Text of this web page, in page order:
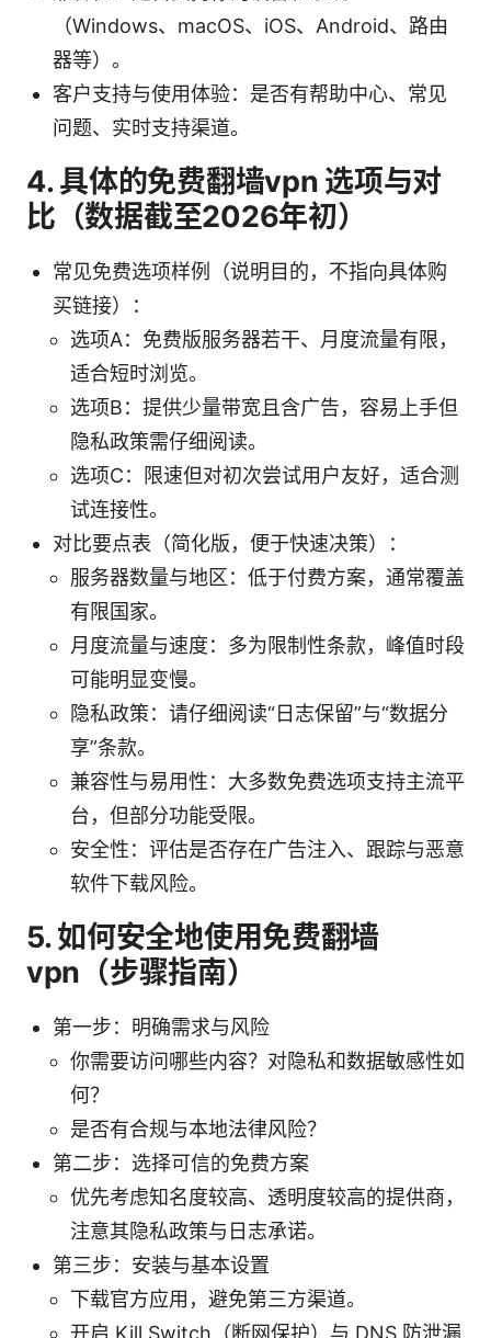
（Windows、macOS、iOS、Android、路由
器等）。
客户支持与使用体验：是否有帮助中心、常见
问题、实时支持渠道。
4. 具体的免费翻墙vpn 选项与对
比（数据截至2026年初）
常见免费选项样例（说明目的，不指向具体购
买链接）：
选项A：免费版服务器若干、月度流量有限，
适合短时浏览。
选项B：提供少量带宽且含广告，容易上手但
隐私政策需仔细阅读。
选项C：限速但对初次尝试用户友好，适合测
试连接性。
对比要点表（简化版，便于快速决策）：
服务器数量与地区：低于付费方案，通常覆盖
有限国家。
月度流量与速度：多为限制性条款，峰值时段
可能明显变慢。
隐私政策：请仔细阅读“日志保留”与“数据分
享”条款。
兼容性与易用性：大多数免费选项支持主流平
台，但部分功能受限。
安全性：评估是否存在广告注入、跟踪与恶意
软件下载风险。
5. 如何安全地使用免费翻墙
vpn（步骤指南）
第一步：明确需求与风险
你需要访问哪些内容？对隐私和数据敏感性如
何？
是否有合规与本地法律风险？
第二步：选择可信的免费方案
优先考虑知名度较高、透明度较高的提供商，
注意其隐私政策与日志承诺。
第三步：安装与基本设置
下载官方应用，避免第三方渠道。
开启 Kill Switch（断网保护）与 DNS 防泄漏